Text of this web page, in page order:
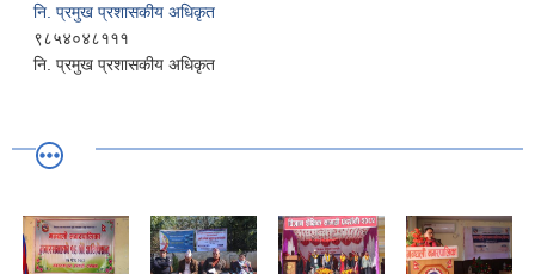
नि. प्रमुख प्रशासकीय अधिकृत
९८५४०४८१११
नि. प्रमुख प्रशासकीय अधिकृत